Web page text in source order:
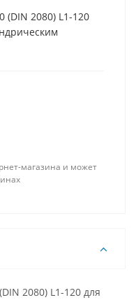
(DIN 2080) L1-120
магазина и может
2080) L1-120 для